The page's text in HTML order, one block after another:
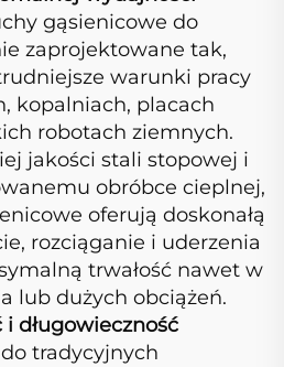
gąsienicowe do
zaprojektowane tak,
warunki pracy
kopalniach, placach
robotach ziemnych.
jakości stali stopowej i
obróbce cieplnej,
oferują doskonałą
rozciąganie i uderzenia
trwałość nawet w
lub dużych obciążeń.
i długowieczność
tradycyjnych